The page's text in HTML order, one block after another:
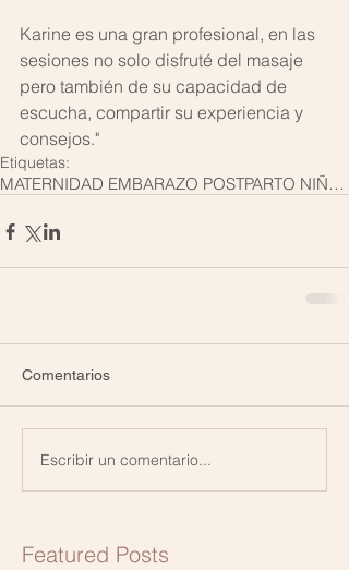
Karine es una gran profesional, en las
sesiones no solo disfruté del masaje
pero también de su capacidad de
escucha, compartir su experiencia y
consejos."
Etiquetas:
MATERNIDAD EMBARAZO POSTPARTO NIÑOS
Comentarios
Escribir un comentario...
Featured Posts